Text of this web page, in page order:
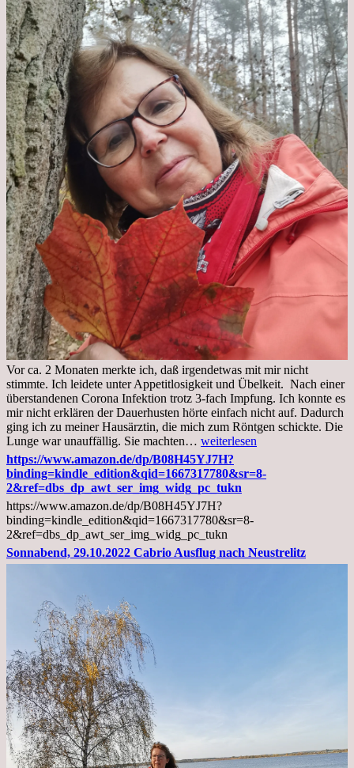
Vor ca. 2 Monaten merkte ich, daß irgendetwas mit mir nicht
stimmte. Ich leidete unter Appetitlosigkeit und Übelkeit. Nach einer
überstandenen Corona Infektion trotz 3-fach Impfung. Ich konnte es
mir nicht erklären der Dauerhusten hörte einfach nicht auf. Dadurch
ging ich zu meiner Hausärztin, die mich zum Röntgen schickte. Die
Lunge war unauffällig. Sie machten… Mittwoch,
02.11.2022,
Arztgespräch
und
Diagnose
Lebermetastasen
weiterlesen
https://www.amazon.de/dp/B08H45YJ7H?
binding=kindle_edition&qid=1667317780&sr=8-
2&ref=dbs_dp_awt_ser_img_widg_pc_tukn
https://www.amazon.de/dp/B08H45YJ7H?
binding=kindle_edition&qid=1667317780&sr=8-
2&ref=dbs_dp_awt_ser_img_widg_pc_tukn
Sonnabend, 29.10.2022 Cabrio Ausflug nach Neustrelitz